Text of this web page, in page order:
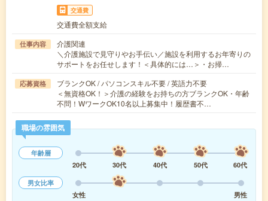
交通費
交通費全額支給
仕事内容
介護関連
＼介護施設で見守りやお手伝い／施設を利用するお年寄りの
サポートをお任せします！＜具体的には…＞・お掃…
応募資格
ブランクOK / パソコンスキル不要 / 英語力不要
＜無資格OK！＞介護の経験をお持ちの方ブランクOK・年齢
不問！WワークOK10名以上募集中！履歴書不…
職場の雰囲気
年齢層
20代
30代 40代 50代
60代
男女比率
女性
男性